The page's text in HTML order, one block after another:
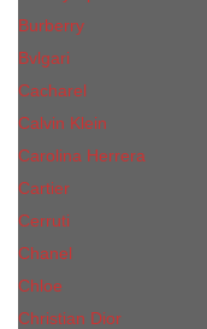
Burberry
Bvlgari
Cacharel
Calvin Klein
Carolina Herrera
Cartier
Cerruti
Сhanеl
Chloe
Christian Dior